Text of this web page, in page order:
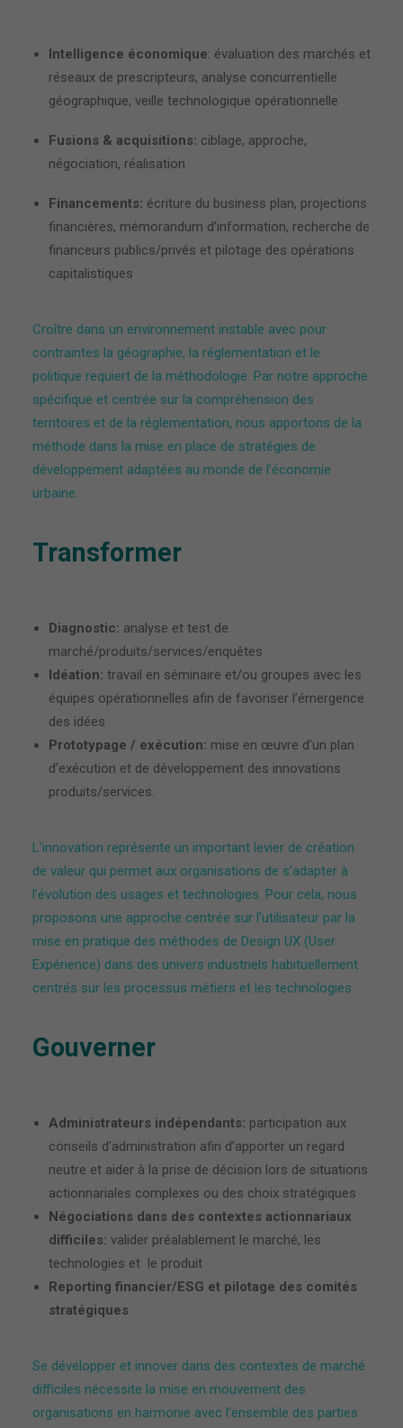
Intelligence économique: évaluation des marchés et
réseaux de prescripteurs, analyse concurrentielle
géographique, veille technologique opérationnelle
Fusions & acquisitions: ciblage, approche,
négociation, réalisation
Financements: écriture du business plan, projections
financières, mémorandum d’information, recherche de
financeurs publics/privés et pilotage des opérations
capitalistiques
Croître dans un environnement instable avec pour
contraintes la géographie, la réglementation et le
politique requiert de la méthodologie. Par notre approche
spécifique et centrée sur la compréhension des
territoires et de la réglementation, nous apportons de la
méthode dans la mise en place de stratégies de
développement adaptées au monde de l’économie
urbaine.
Transformer
Diagnostic: analyse et test de
marché/produits/services/enquêtes
Idéation: travail en séminaire et/ou groupes avec les
équipes opérationnelles afin de favoriser l’émergence
des idées
Prototypage / exécution: mise en œuvre d’un plan
d’exécution et de développement des innovations
produits/services.
L’innovation représente un important levier de création
de valeur qui permet aux organisations de s’adapter à
l’évolution des usages et technologies. Pour cela, nous
proposons une approche centrée sur l’utilisateur par la
mise en pratique des méthodes de Design UX (User
Expérience) dans des univers industriels habituellement
centrés sur les processus métiers et les technologies.
Gouverner
Administrateurs indépendants: participation aux
conseils d’administration afin d’apporter un regard
neutre et aider à la prise de décision lors de situations
actionnariales complexes ou des choix stratégiques
Négociations dans des contextes actionnariaux
difficiles: valider préalablement le marché, les
technologies et le produit
Reporting financier/ESG et pilotage des comités
stratégiques
Se développer et innover dans des contextes de marché
difficiles nécessite la mise en mouvement des
organisations en harmonie avec l’ensemble des parties